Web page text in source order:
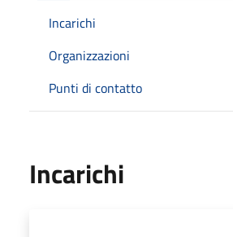
Incarichi
Organizzazioni
Punti di contatto
Incarichi